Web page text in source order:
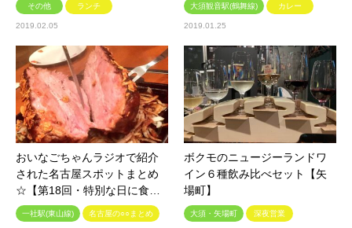
その他 ランチ
2019.02.05
大須観音駅(鶴舞線) カレー
2019.01.25
おいなごちゃんラジオで紹介
された名古屋スポットまとめ
☆【第18回・特別な日に食…
一社駅(東山線) 名古屋の○○まとめ
ボクモのニュージーランドワ
イン６種飲み比べセット【矢
場町】
大須・矢場町 深夜営業